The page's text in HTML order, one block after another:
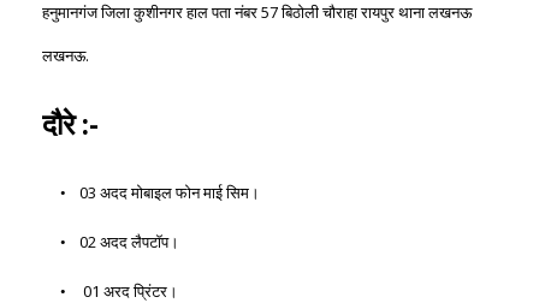
हनुमानगंज जिला कुशीनगर हाल पता नंबर 57 बिठोली चौराहा रायपुर थाना लखनऊ
लखनऊ.
दौरे :-
03 अदद मोबाइल फोन माई सिम।
02 अदद लैपटॉप।
01 अरद प्रिंटर।